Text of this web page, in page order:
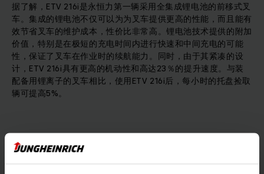
据了解，ETV 216i是永恒力第一辆采用全集成锂电池的前移式叉
车。集成的锂电池不仅可以为为叉车提供更高的性能，而且能有
效节省叉车的维护成本，性价比非常高。锂电池技术提供的附加
价值，特别是在极短的充电时间内进行快速和中间充电的可能
性，保证了叉车在作业时的续航能力。同时，由于其紧凑的设
计，ETV 216i具有更高的机动性和高达23％的提升速度。与装
配备用锂离子的叉车相比，使用ETV 216i后，每小时的托盘捡取
辆可提高5%。